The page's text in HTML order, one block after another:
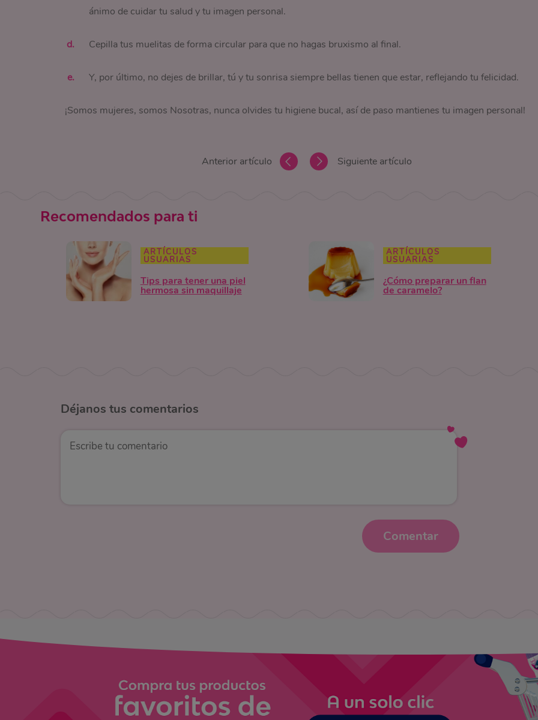
ánimo de cuidar tu salud y tu imagen personal.
Cepilla tus muelitas de forma circular para que no hagas bruxismo al final.
Y, por último, no dejes de brillar, tú y tu sonrisa siempre bellas tienen que estar, reflejando tu felicidad.
¡Somos mujeres, somos Nosotras, nunca olvides tu higiene bucal, así de paso mantienes tu imagen personal!
Anterior artículo Siguiente artículo
Recomendados para ti
ARTÍCULOS
USUARIAS
Tips para tener una piel
hermosa sin maquillaje
ARTÍCULOS
USUARIAS
¿Cómo preparar un flan
de caramelo?
Déjanos tus comentarios
Comentar